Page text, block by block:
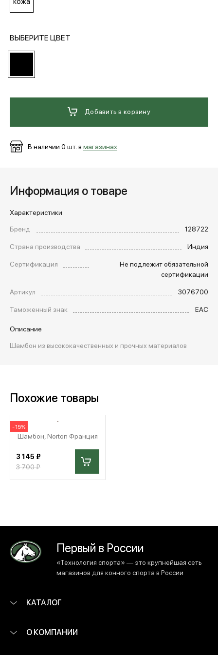
Вход в личный кабинет
обратный звонок
ВЫБЕРИТЕ ЦВЕТ
Добавить в корзину
В наличии 0 шт. в магазинах
Информация о товаре
Характеристики
Бренд
128722
Страна производства
Индия
Сертификация
Не подлежит обязательной
сертификации
Артикул
3076700
Таможенный знак
EAC
Описание
Шамбон из высококачественных и прочных материалов
Похожие товары
-15%
Шамбон, Norton Франция
3 145 ₽
3 700 ₽
Первый в России
«Технология спорта» — это крупнейшая сеть
магазинов для конного спорта в России
КАТАЛОГ
О КОМПАНИИ